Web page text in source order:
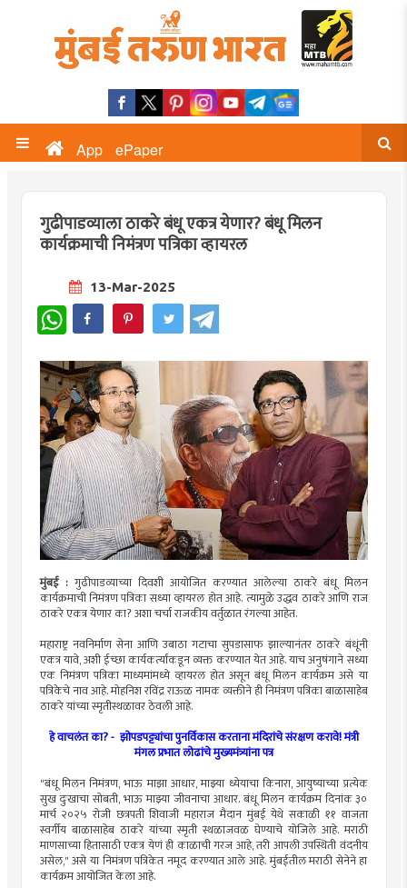
App ePaper
गुढीपाडव्याला ठाकरे बंधू एकत्र येणार? बंधू मिलन
कार्यक्रमाची निमंत्रण पत्रिका व्हायरल
13-Mar-2025
WhatsApp
मुंबई :गुढीपाडव्याच्या दिवशी आयोजित करण्यात आलेल्या ठाकरे बंधू मिलन
कार्यक्रमाची निमंत्रण पत्रिका सध्या व्हायरल होत आहे. त्यामुळे उद्धव ठाकरे आणि राज
ठाकरे एकत्र येणार का? अशा चर्चा राजकीय वर्तुळात रंगल्या आहेत.
महाराष्ट्र नवनिर्माण सेना आणि उबाठा गटाचा सुपडासाफ झाल्यानंतर ठाकरे बंधूंनी
एकत्र यावे, अशी ईच्छा कार्यकर्त्यांकडून व्यक्त करण्यात येत आहे. याच अनुषंगाने सध्या
एक निमंत्रण पत्रिका माध्यमांमध्ये व्हायरल होत असून बंधू मिलन कार्यक्रम असे या
पत्रिकेचे नाव आहे. मोहनिश रविंद्र राऊळ नामक व्यक्तीने ही निमंत्रण पत्रिका बाळासाहेब
ठाकरे यांच्या स्मृतीस्थळावर ठेवली आहे.
हे वाचलंत का? -झोपडपट्ट्यांचा पुनर्विकास करताना मंदिरांचे संरक्षण करावे! मंत्री
मंगल प्रभात लोढांचे मुख्यमंत्र्यांना पत्र
"बंधू मिलन निमंत्रण, भाऊ माझा आधार, माझ्या ध्येयाचा किनारा, आयुष्याच्या प्रत्येक
सुख दुःखाचा सोबती, भाऊ माझ्या जीवनाचा आधार. बंधू मिलन कार्यक्रम दिनांक ३०
मार्च २०२५ रोजी छत्रपती शिवाजी महाराज मैदान मुंबई येथे सकाळी ११ वाजता
स्वर्गीय बाळासाहेब ठाकरे यांच्या स्मृती स्थळाजवळ घेण्याचे योजिले आहे. मराठी
माणसाच्या हितासाठी एकत्र येणं ही काळाची गरज आहे, तरी आपली उपस्थिती वंदनीय
असेल," असे या निमंत्रण पत्रिकेत नमूद करण्यात आले आहे. मुंबईतील मराठी सेनेने हा
कार्यक्रम आयोजित केला आहे.